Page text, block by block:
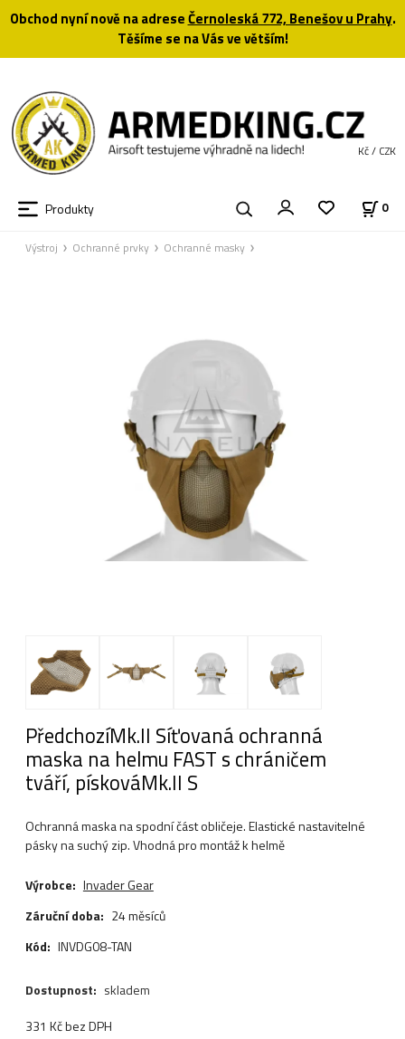
Obchod nyní nově na adreseČernoleská 772, Benešov u Prahy.
Těšíme se na Vás ve větším!
Produkty 0
Kč / CZK
Výstroj Ochranné prvky Ochranné masky
PředchozíMk.II Síťovaná ochranná
maska na helmu FAST s chráničem
tváří, pískováMk.II S
Ochranná maska na spodní část obličeje. Elastické nastavitelné
pásky na suchý zip. Vhodná pro montáž k helmě
Výrobce: Invader Gear
Záruční doba: 24 měsíců
Kód: INVDG08-TAN
Dostupnost: skladem
331 Kčbez DPH